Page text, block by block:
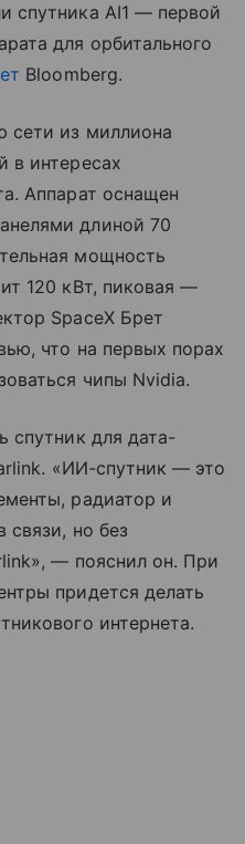
спутника AI1 — первой
для орбитального
Bloomberg.
сети из миллиона
в интересах
Аппарат оснащен
длиной 70
мощность
120 кВт, пиковая —
SpaceX Брет
что на первых порах
чипы Nvidia.
спутник для дата-
«ИИ-спутник — это
радиатор и
связи, но без
— пояснил он. При
придется делать
интернета.